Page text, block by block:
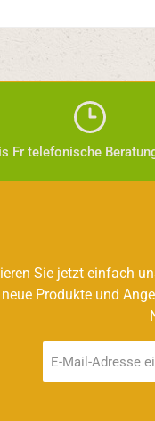
Fr telefonische
Sie jetzt einfach
Produkte und
Mail-